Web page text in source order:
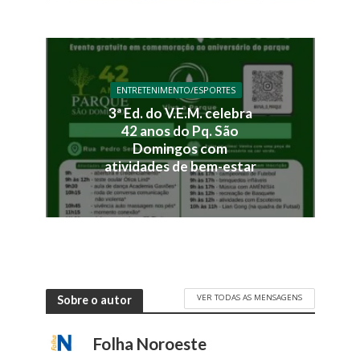
ENTRETENIMENTO/ESPORTES
3ª Ed. do V.E.M. celebra
42 anos do Pq. São
Domingos com
atividades de bem-estar
Sobre o autor VER TODAS AS MENSAGENS
Folha Noroeste